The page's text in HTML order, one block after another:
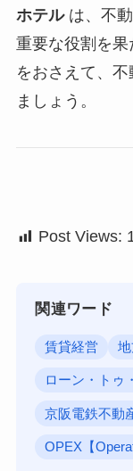
ホテルは、不
重要な役割を果
をおさえて、
ましょう。
Post Views:
関連ワード
賃貸経営
ローン・トゥ
京阪電鉄不動
OPEX【